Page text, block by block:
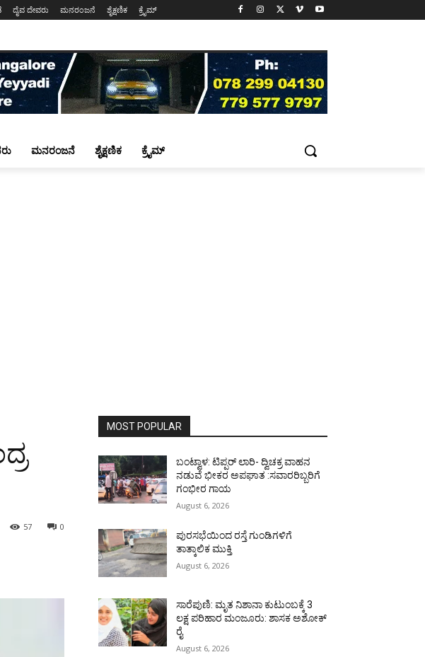
ದೈವ ದೇವರು ಮನರಂಜನೆ ಶೈಕ್ಷಣಿಕ ಕ್ರೈಮ್
ಮನರಂಜನೆ ಶೈಕ್ಷಣಿಕ ಕ್ರೈಮ್
0
57
MOST POPULAR
ಬಂಟ್ವಾಳ: ಟಿಪ್ಪರ್ ಲಾರಿ- ದ್ವಿಚಕ್ರ ವಾಹನ
ನಡುವೆ ಭೀಕರ ಅಪಘಾತ :ಸವಾರರಿಬ್ಬರಿಗೆ
ಗಂಭೀರ ಗಾಯ
August 6, 2026
ಪುರಸಭೆಯಿಂದ ರಸ್ತೆ ಗುಂಡಿಗಳಿಗೆ
ತಾತ್ಕಾಲಿಕ ಮುಕ್ತಿ
August 6, 2026
ಸಾರೆಪುಣಿ: ಮೃತ ನಿಶಾನಾ ಕುಟುಂಬಕ್ಕೆ 3
ಲಕ್ಷ ಪರಿಹಾರ ಮಂಜೂರು: ಶಾಸಕ ಅಶೋಕ್
ರೈ
August 6, 2026